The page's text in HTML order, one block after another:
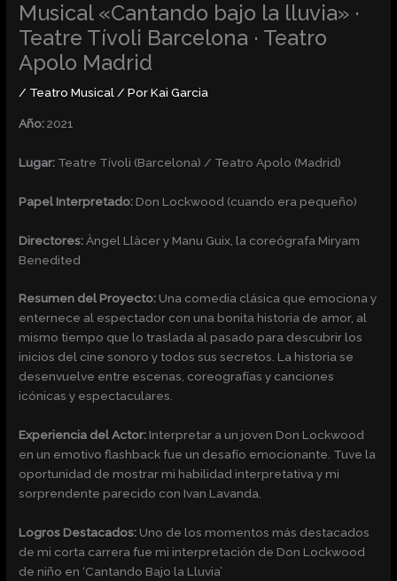
Musical «Cantando bajo la lluvia» ·
Teatre Tívoli Barcelona · Teatro
Apolo Madrid
/ Teatro Musical/ PorKai Garcia
Año:2021
Lugar: Teatre Tívoli (Barcelona) / Teatro Apolo (Madrid)
Papel Interpretado: Don Lockwood (cuando era pequeño)
Directores: Àngel Llàcer y Manu Guix, la coreógrafa Miryam
Benedited
Resumen del Proyecto: Una comedia clásica que emociona y
enternece al espectador con una bonita historia de amor, al
mismo tiempo que lo traslada al pasado para descubrir los
inicios del cine sonoro y todos sus secretos. La historia se
desenvuelve entre escenas, coreografías y canciones
icónicas y espectaculares.
Experiencia del Actor: Interpretar a un joven Don Lockwood
en un emotivo flashback fue un desafío emocionante. Tuve la
oportunidad de mostrar mi habilidad interpretativa y mi
sorprendente parecido con Ivan Lavanda.
Logros Destacados: Uno de los momentos más destacados
de mi corta carrera fue mi interpretación de Don Lockwood
de niño en ‘Cantando Bajo la Lluvia’